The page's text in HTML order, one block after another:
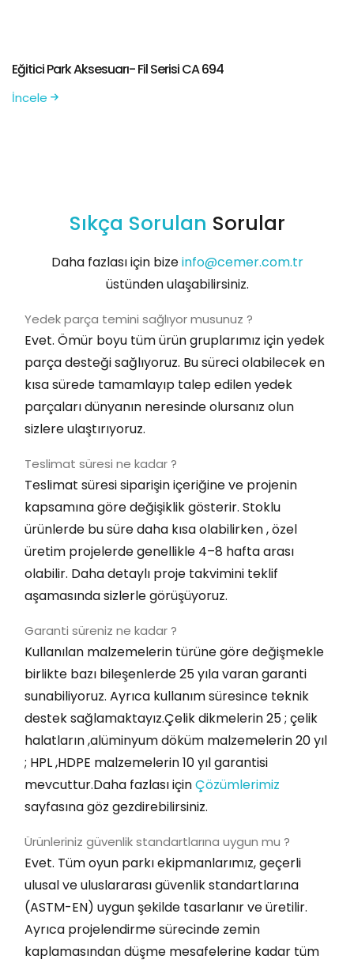
Eğitici Park Aksesuarı- Fil Serisi CA 694
İncele
Sıkça Sorulan Sorular
Daha fazlası için bizeinfo@cemer.com.tr
üstünden ulaşabilirsiniz.
Yedek parça temini sağlıyor musunuz ?
Evet. Ömür boyu tüm ürün gruplarımız için yedek
parça desteği sağlıyoruz. Bu süreci olabilecek en
kısa sürede tamamlayıp talep edilen yedek
parçaları dünyanın neresinde olursanız olun
sizlere ulaştırıyoruz.
Teslimat süresi ne kadar ?
Teslimat süresi siparişin içeriğine ve projenin
kapsamına göre değişiklik gösterir. Stoklu
ürünlerde bu süre daha kısa olabilirken , özel
üretim projelerde genellikle 4–8 hafta arası
olabilir. Daha detaylı proje takvimini teklif
aşamasında sizlerle görüşüyoruz.
Garanti süreniz ne kadar ?
Kullanılan malzemelerin türüne göre değişmekle
birlikte bazı bileşenlerde 25 yıla varan garanti
sunabiliyoruz. Ayrıca kullanım süresince teknik
destek sağlamaktayız.Çelik dikmelerin 25 ; çelik
halatların ,alüminyum döküm malzemelerin 20 yıl
; HPL ,HDPE malzemelerin 10 yıl garantisi
mevcuttur.Daha fazlası içinÇözümlerimiz
sayfasına göz gezdirebilirsiniz.
Ürünleriniz güvenlik standartlarına uygun mu ?
Evet. Tüm oyun parkı ekipmanlarımız, geçerli
ulusal ve uluslararası güvenlik standartlarına
(ASTM-EN) uygun şekilde tasarlanır ve üretilir.
Ayrıca projelendirme sürecinde zemin
kaplamasından düşme mesafelerine kadar tüm